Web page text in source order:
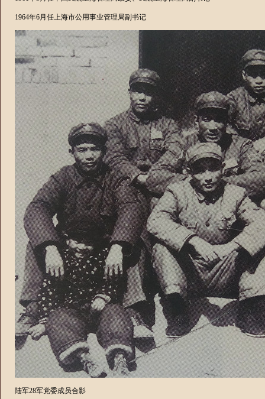
1964年6月任上海市公用事业管理局副书记
陆军28军党委成员合影